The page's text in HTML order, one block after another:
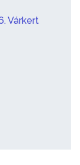
Várkert